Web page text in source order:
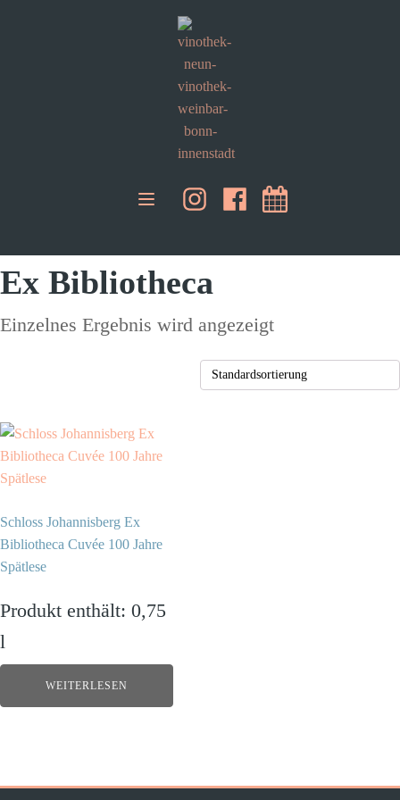
Ex Bibliotheca
Einzelnes Ergebnis wird angezeigt
Schloss Johannisberg Ex
Bibliotheca Cuvée 100 Jahre
Spätlese
Produkt enthält: 0,75
l
WEITERLESEN